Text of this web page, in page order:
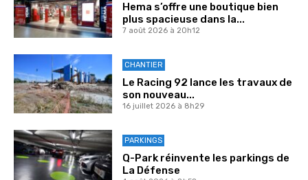
Hema s’offre une boutique bien
plus spacieuse dans la...
7 août 2026 à 20h12
CHANTIER
Le Racing 92 lance les travaux de
son nouveau...
16 juillet 2026 à 8h29
PARKINGS
Q-Park réinvente les parkings de
La Défense